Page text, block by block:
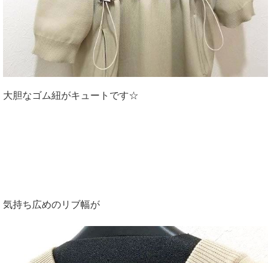
大胆なゴム紐がキュートです☆
気持ち広めのリブ幅が